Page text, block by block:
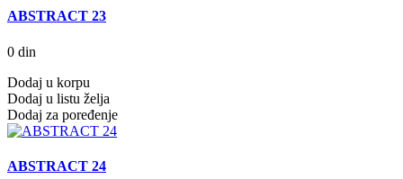
ABSTRACT 23
0 din
Dodaj u korpu
Dodaj u listu želja
Dodaj za poređenje
ABSTRACT 24